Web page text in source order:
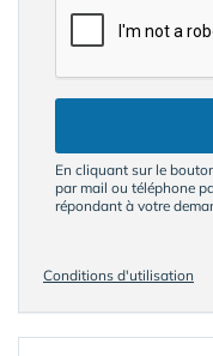
En cliquant sur le
par mail ou téléphone
répondant à votre
Conditions d'utilisation